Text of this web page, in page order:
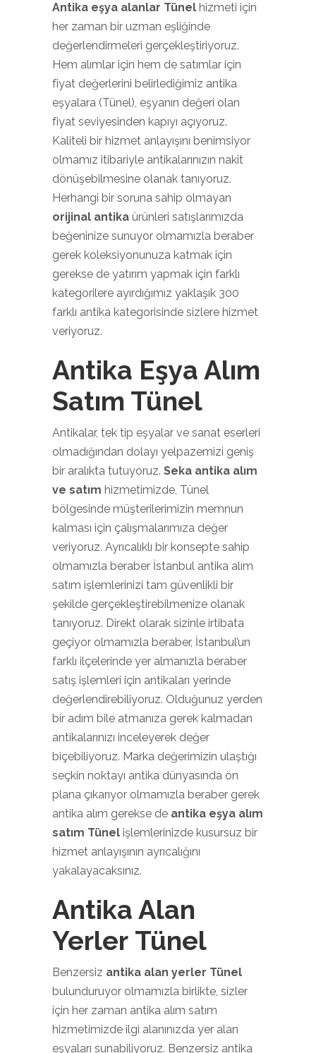
Antika eşya alanlar Tünel hizmeti için
her zaman bir uzman eşliğinde
değerlendirmeleri gerçekleştiriyoruz.
Hem alımlar için hem de satımlar için
fiyat değerlerini belirlediğimiz antika
eşyalara (Tünel), eşyanın değeri olan
fiyat seviyesinden kapıyı açıyoruz.
Kaliteli bir hizmet anlayışını benimsiyor
olmamız itibariyle antikalarınızın nakit
dönüşebilmesine olanak tanıyoruz.
Herhangi bir soruna sahip olmayan
orijinal antika ürünleri satışlarımızda
beğeninize sunuyor olmamızla beraber
gerek koleksiyonunuza katmak için
gerekse de yatırım yapmak için farklı
kategorilere ayırdığımız yaklaşık 300
farklı antika kategorisinde sizlere hizmet
veriyoruz.
Antika Eşya Alım
Satım Tünel
Antikalar, tek tip eşyalar ve sanat eserleri
olmadığından dolayı yelpazemizi geniş
bir aralıkta tutuyoruz. Seka antika alım
ve satım hizmetimizde, Tünel
bölgesinde müşterilerimizin memnun
kalması için çalışmalarımıza değer
veriyoruz. Ayrıcalıklı bir konsepte sahip
olmamızla beraber İstanbul antika alım
satım işlemlerinizi tam güvenlikli bir
şekilde gerçekleştirebilmenize olanak
tanıyoruz. Direkt olarak sizinle irtibata
geçiyor olmamızla beraber, İstanbul’un
farklı ilçelerinde yer almanızla beraber
satış işlemleri için antikaları yerinde
değerlendirebiliyoruz. Olduğunuz yerden
bir adım bile atmanıza gerek kalmadan
antikalarınızı inceleyerek değer
biçebiliyoruz. Marka değerimizin ulaştığı
seçkin noktayı antika dünyasında ön
plana çıkarıyor olmamızla beraber gerek
antika alım gerekse de antika eşya alım
satım Tünel işlemlerinizde kusursuz bir
hizmet anlayışının ayrıcalığını
yakalayacaksınız.
Antika Alan
Yerler Tünel
Benzersiz antika alan yerler Tünel
bulunduruyor olmamızla birlikte, sizler
için her zaman antika alım satım
hizmetimizde ilgi alanınızda yer alan
eşyaları sunabiliyoruz. Benzersiz antika